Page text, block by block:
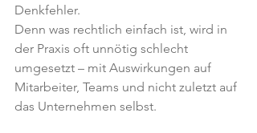
Denkfehler.
Denn was rechtlich einfach ist, wird in
der Praxis oft unnötig schlecht
umgesetzt – mit Auswirkungen auf
Mitarbeiter, Teams und nicht zuletzt auf
das Unternehmen selbst.